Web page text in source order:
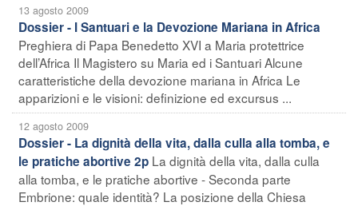
13 agosto 2009
Dossier - I Santuari e la Devozione Mariana in Africa
Preghiera di Papa Benedetto XVI a Maria protettrice
dell’Africa Il Magistero su Maria ed i Santuari Alcune
caratteristiche della devozione mariana in Africa Le
apparizioni e le visioni: definizione ed excursus ...
12 agosto 2009
Dossier - La dignità della vita, dalla culla alla tomba, e
le pratiche abortive 2p La dignità della vita, dalla culla
alla tomba, e le pratiche abortive - Seconda parte
Embrione: quale identità? La posizione della Chiesa